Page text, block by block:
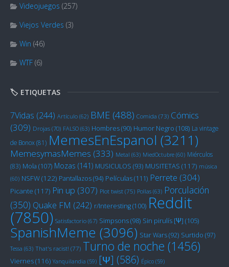
Videojuegos (257)
Viejos Verdes (3)
Win (46)
WTF (6)
🏷️ ETIQUETAS
7Vidas (244) Artículo (62) BME (488) Comida (73) Cómics
(309) Drojas (70) FALSO (63) Hombres(90) Humor Negro (108) La vintage
de Bonox(81) MemesEnEspanol (3211)
MemesymasMemes (333) Metal (63) MiedOctubre (60) Miérculos
(83) Mola (107) Mozas (141) MUSICULOS (93) MUSITETAS (117) música
(60) NSFW(122) Pantallazos(94) Películas(111) Perrete (304)
Picante (117) Pin up (307) Plot twist (75) Pollas (63) Porculación
(350) Quake FM (242) r/Interesting(100) Reddit
(7850) Satisfactorio (67) Simpsons(98) Sin pirulís [Ψ] (105)
SpanishMeme (3096) Star Wars(92) Surtido (97)
Tessa (63) That's racist! (77) Turno de noche (1456)
Viernes(116) Yanquilandia (59) [Ψ] (586) Épico (59)